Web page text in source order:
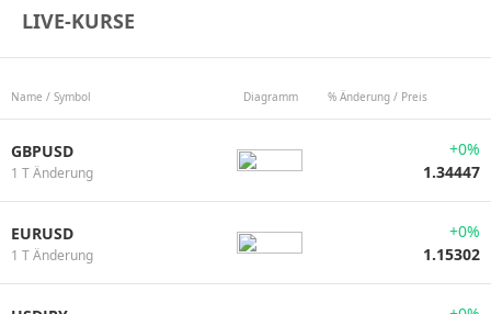
LIVE-KURSE
Name / Symbol Diagramm % Änderung / Preis
GBPUSD
1 T Änderung
+0%
1.34447
EURUSD
1 T Änderung
+0%
1.15302